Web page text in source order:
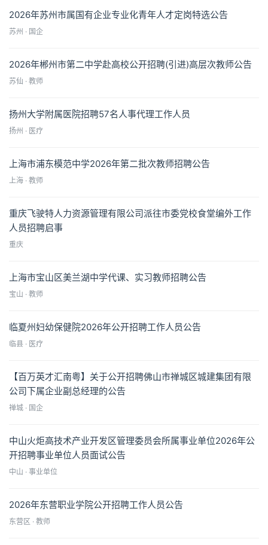
2026年苏州市属国有企业专业化青年人才定岗特选公告
苏州 · 国企
2026年郴州市第二中学赴高校公开招聘(引进)高层次教师公告
苏仙 · 教师
扬州大学附属医院招聘57名人事代理工作人员
扬州 · 医疗
上海市浦东模范中学2026年第二批次教师招聘公告
上海 · 教师
重庆飞驶特人力资源管理有限公司派往市委党校食堂编外工作
人员招聘启事
重庆
上海市宝山区美兰湖中学代课、实习教师招聘公告
宝山 · 教师
临夏州妇幼保健院2026年公开招聘工作人员公告
临县 · 医疗
【百万英才汇南粤】关于公开招聘佛山市禅城区城建集团有限
公司下属企业副总经理的公告
禅城 · 国企
中山火炬高技术产业开发区管理委员会所属事业单位2026年公
开招聘事业单位人员面试公告
中山 · 事业单位
2026年东营职业学院公开招聘工作人员公告
东营区 · 教师